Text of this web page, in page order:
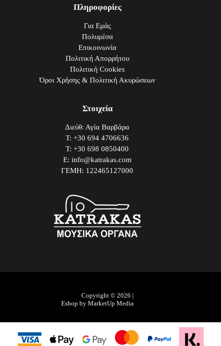
Πληροφορίες
Για Εμάς
Πολυμέσα
Επικοινωνία
Πολιτική Απορρήτου
Πολιτική Cookies
Όροι Χρήσης & Πολιτική Ακυρώσεων
Στοιχεία
Διεύθ: Αγία Βαρβάρα
Τ: +30 694 4706636
Τ: +30 698 0850400
E: info@katrakas.com
ΓΕΜΗ: 122465127000
Copyright © 2026 |
Eshop by MarketUp Media